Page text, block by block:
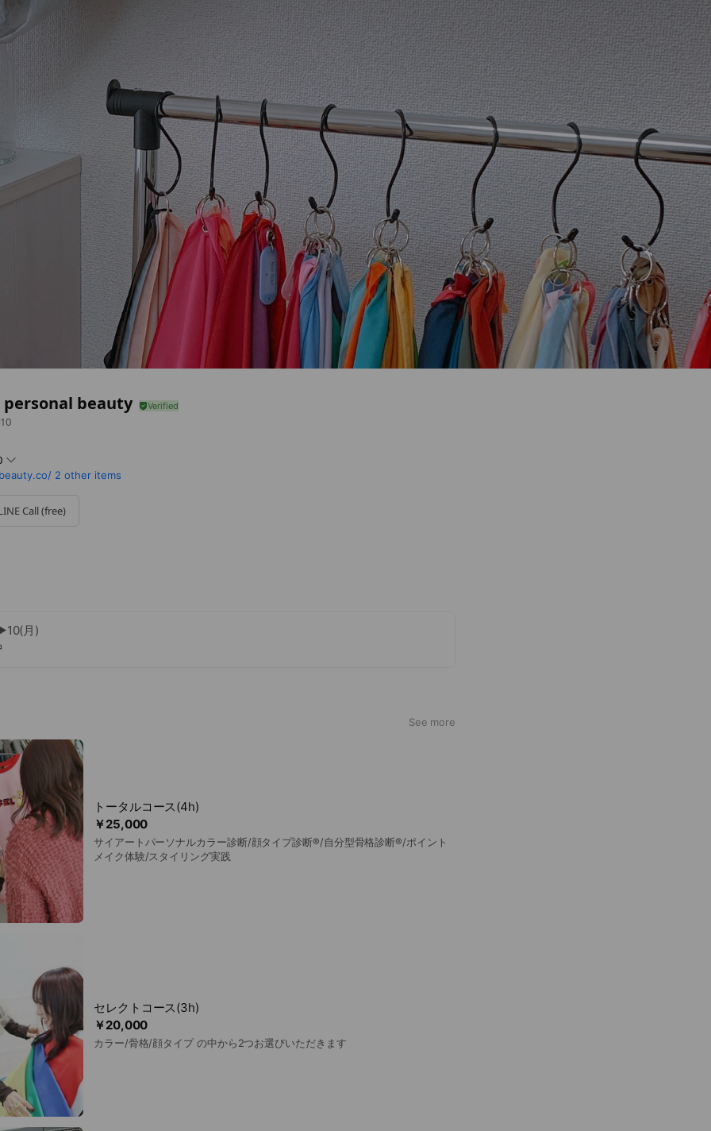
personal beauty
2 other items
Call (free)
月)
See more
￥25,000
トータルコース(4h)
サイアートパーソナルカラー診断/顔タイプ診断®/自分型骨格診断®/ポイント
メイク体験/スタイリング実践
￥20,000
セレクトコース(3h)
カラー/骨格/顔タイプ の中から2つお選びいただきます